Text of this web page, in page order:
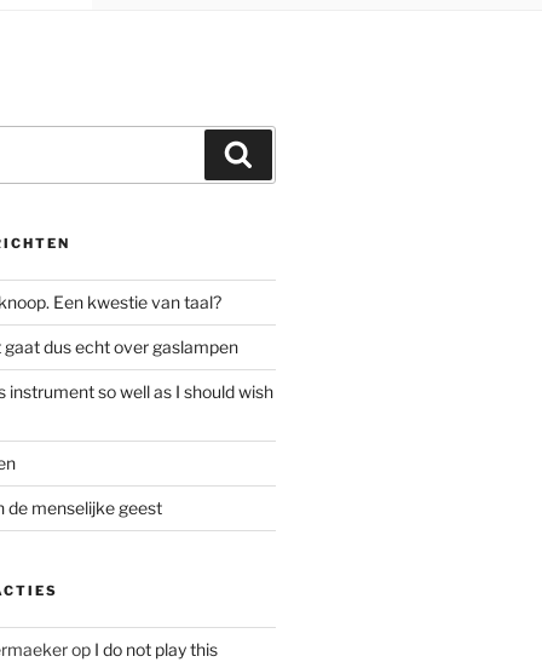
Een kwestie van taal?
gaat dus echt over gaslampen
instrument so well as I should wish
de menselijke geest
op I do not play this